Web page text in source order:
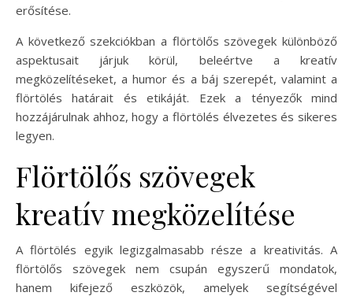
erősítése.
A következő szekciókban a flörtölős szövegek különböző
aspektusait járjuk körül, beleértve a kreatív
megközelítéseket, a humor és a báj szerepét, valamint a
flörtölés határait és etikáját. Ezek a tényezők mind
hozzájárulnak ahhoz, hogy a flörtölés élvezetes és sikeres
legyen.
Flörtölős szövegek
kreatív megközelítése
A flörtölés egyik legizgalmasabb része a kreativitás. A
flörtölős szövegek nem csupán egyszerű mondatok,
hanem kifejező eszközök, amelyek segítségével